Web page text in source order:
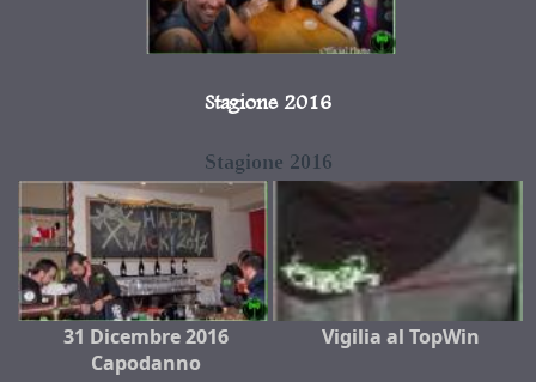
Stagione 2016
Stagione 2016
31 Dicembre 2016
Capodanno
Vigilia al TopWin